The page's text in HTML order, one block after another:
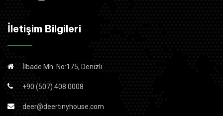
İletişim Bilgileri
İlbade Mh. No:175, Denizli
+90 (507) 408 0008
deer@deertinyhouse.com